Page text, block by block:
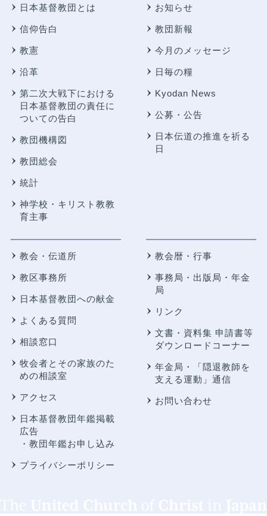
日本基督教団とは
信仰告白
教憲
沿革
第二次大戦下における
日本基督教団の責任に
ついての告白
教団機構図
教団総会
統計
神学校・キリスト教教
育主事
お知らせ
教団新報
今月のメッセージ
日毎の糧
Kyodan News
公募・公告
日本伝道の推進を祈る
日
教会・伝道所
教区事務所
日本基督教団への献金
よくある質問
相談窓口
牧会者とその家族のた
めの相談室
アクセス
日本基督教団年鑑掲載
広告
・教団年鑑お申し込み
プライバシーポリシー
教会暦・行事
事務局・出版局・年金
局
リンク
文書・資料集 申請書等
ダウンロードコーナー
年金局・
「隠退教師を
支える運動」通信
お問い合わせ